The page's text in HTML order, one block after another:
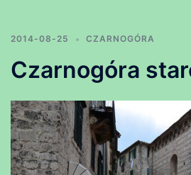
2014-08-25 CZARNOGÓRA
Czarnogóra